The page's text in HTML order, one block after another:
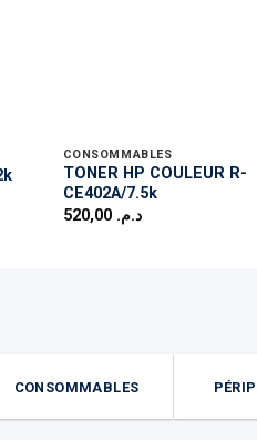
CONSOMMABLES
TONER HP COULEUR R-
CE402A/7.5k
د.م. 520,00
CONSOMMABLES